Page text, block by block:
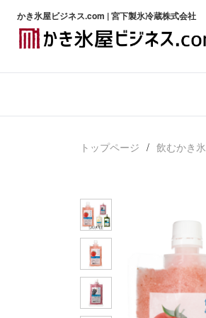
かき氷屋ビジネス.com | 宮下製氷冷蔵株式会社
トップページ 飲むかき氷